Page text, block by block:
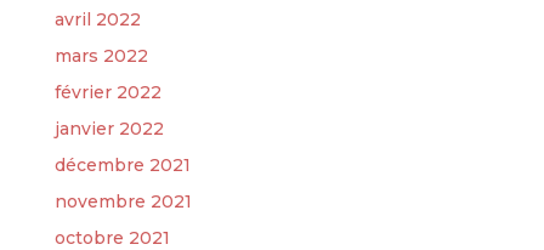
avril 2022
mars 2022
février 2022
janvier 2022
décembre 2021
novembre 2021
octobre 2021